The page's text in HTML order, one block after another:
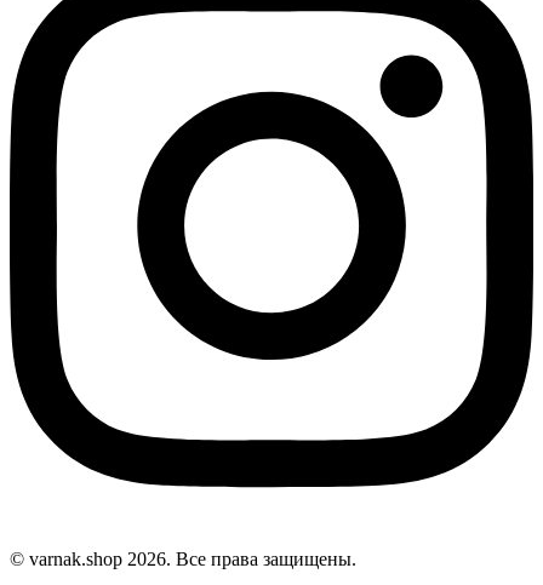
© varnak.shop 2026. Все права защищены.